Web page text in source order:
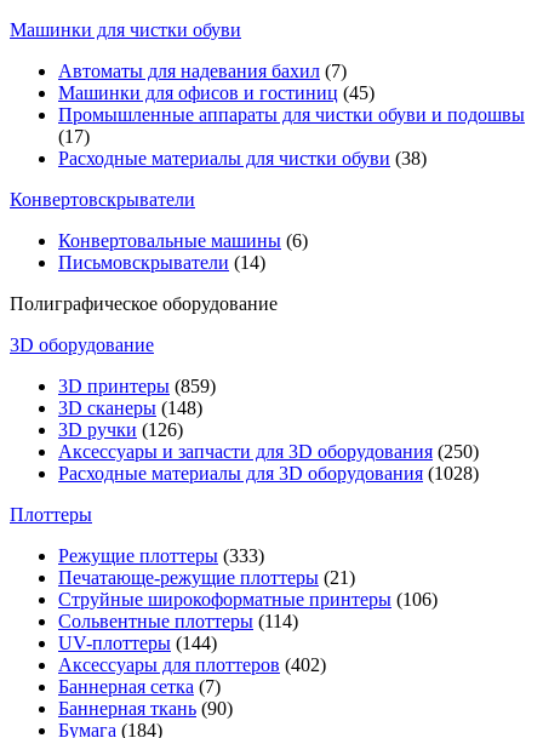
Машинки для чистки обуви
Автоматы для надевания бахил (7)
Машинки для офисов и гостиниц (45)
Промышленные аппараты для чистки обуви и подошвы
(17)
Расходные материалы для чистки обуви (38)
Конвертовскрыватели
Конвертовальные машины (6)
Письмовскрыватели (14)
Полиграфическое оборудование
3D оборудование
3D принтеры (859)
3D сканеры (148)
3D ручки (126)
Аксессуары и запчасти для 3D оборудования (250)
Расходные материалы для 3D оборудования (1028)
Плоттеры
Режущие плоттеры (333)
Печатающе-режущие плоттеры (21)
Струйные широкоформатные принтеры (106)
Сольвентные плоттеры (114)
UV-плоттеры (144)
Аксессуары для плоттеров (402)
Баннерная сетка (7)
Баннерная ткань (90)
Бумага (184)